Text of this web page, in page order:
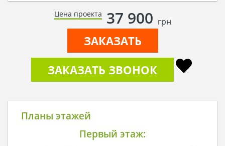
Цена проекта 37 900 грн
ЗАКАЗАТЬ
ЗАКАЗАТЬ ЗВОНОК
Планы этажей
Первый этаж: